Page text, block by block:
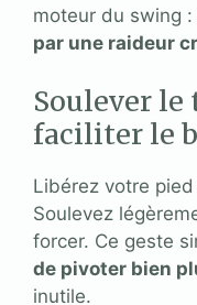
moteur du swing :
par une raideur
Soulever
faciliter le
Libérez votre
Soulevez
forcer. Ce geste
de pivoter bien
inutile.